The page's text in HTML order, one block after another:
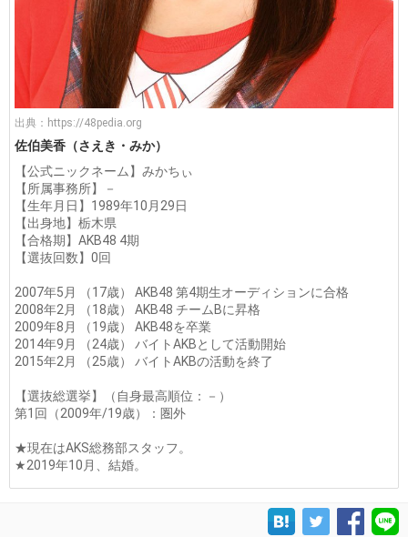
出典： https://48pedia.org
佐伯美香（さえき・みか）
【公式ニックネーム】みかちぃ
【所属事務所】－
【生年月日】1989年10月29日
【出身地】栃木県
【合格期】AKB48 4期
【選抜回数】0回
2007年5月 （17歳） AKB48 第4期生オーディションに合格
2008年2月 （18歳） AKB48 チームBに昇格
2009年8月 （19歳） AKB48を卒業
2014年9月 （24歳） バイトAKBとして活動開始
2015年2月 （25歳） バイトAKBの活動を終了
【選抜総選挙】（自身最高順位：－）
第1回（2009年/19歳）：圏外
★現在はAKS総務部スタッフ。
★2019年10月、結婚。